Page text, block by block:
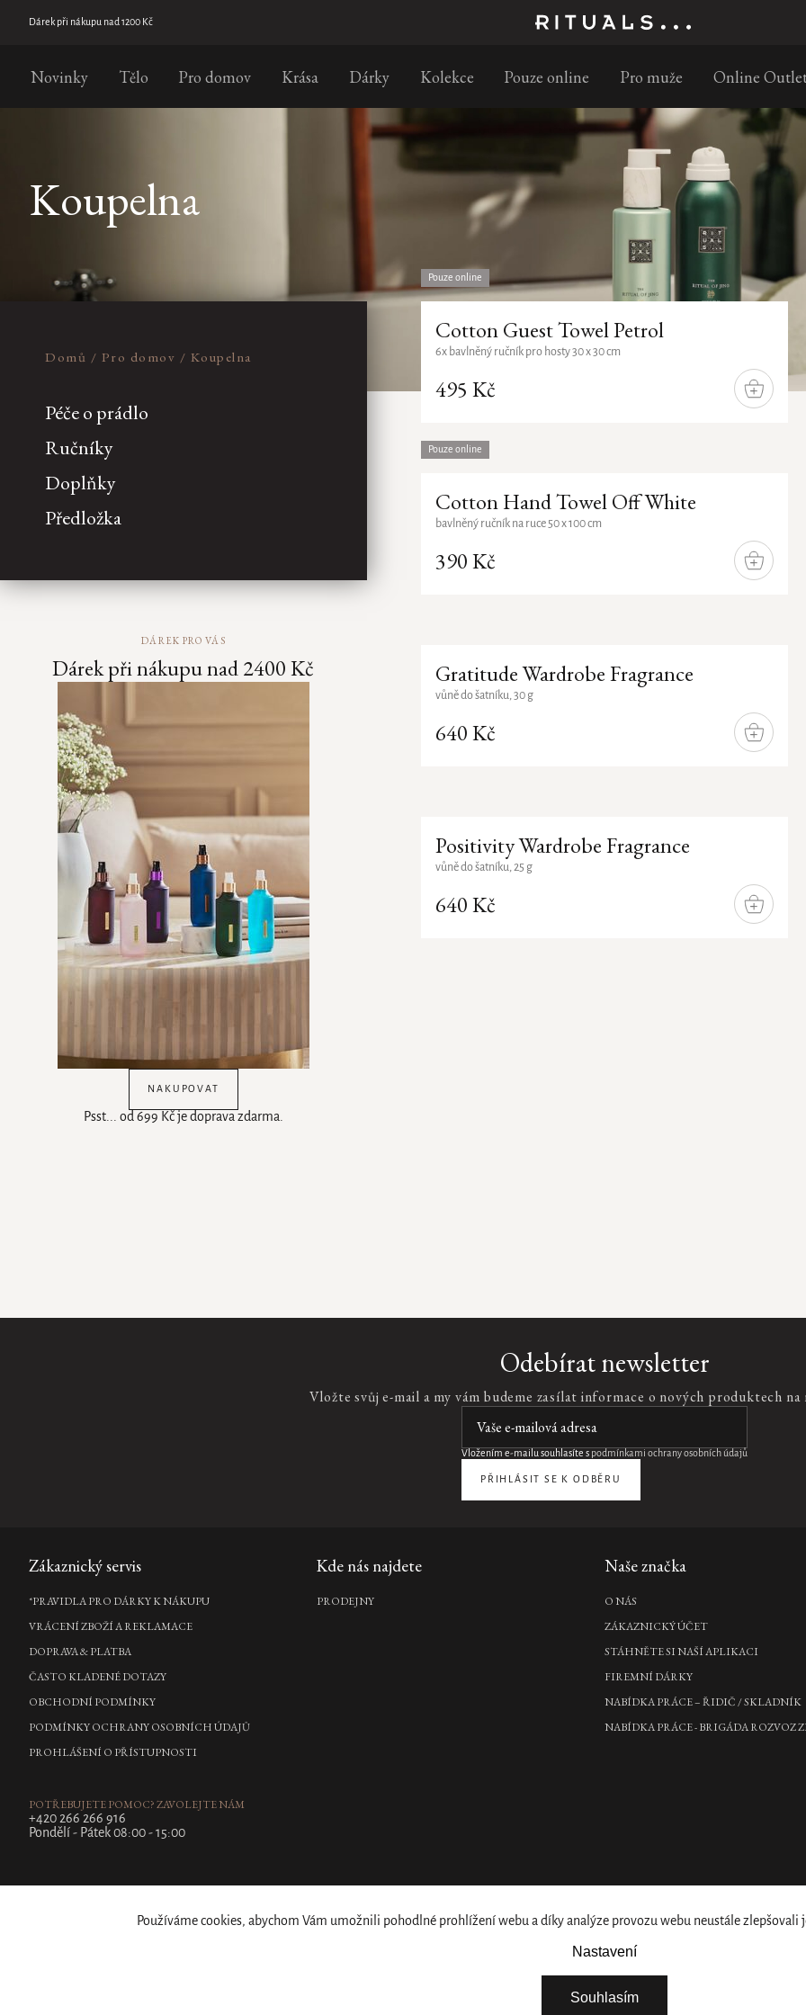
Používáme cookies, abychom Vám umožnili pohodlné prohlížení webu a díky analýze provozu webu neustále zlepšovali
Nastavení
Souhlasím
CENA
Kč
Pouze
nad 1200 Kč Doprava zdarma již od 699 Kč
Novinky Tělo Pro domov Krása Dárky Kolekce Pouze online Pro muže Online
Koupelna
produktů
Domů / Pro domov / Koupelna
Péče o prádlo
Ručníky
Doplňky
Předložka
DÁREK PRO VÁS
Dárek při nákupu nad 2400 Kč
NAKUPOVAT
Psst... od 699 Kč je doprava zdarma.
Pouze online
Cotton Guest Towel Petrol
495 Kč
DO
KOŠÍKU
6x bavlněný ručník pro hosty 30 x 30 cm
Pouze online
Cotton Hand Towel Off White
390 Kč
DO
KOŠÍKU
bavlněný ručník na ruce 50 x 100 cm
Gratitude Wardrobe Fragrance
640 Kč
DO
KOŠÍKU
vůně do šatníku, 30 g
Positivity Wardrobe Fragrance
640 Kč
DO
KOŠÍKU
vůně do šatníku, 25 g
Odebírat newsletter
Vložte svůj e-mail a my vám budeme zasílat informace o nových produktech na
Vložením e-mailu souhlasíte s podmínkami ochrany osobních údajů
PŘIHLÁSIT SE K ODBĚRU
Zápatí
Zákaznický servis
*PRAVIDLA PRO DÁRKY K NÁKUPU
VRÁCENÍ ZBOŽÍ A REKLAMACE
DOPRAVA & PLATBA
ČASTO KLADENÉ DOTAZY
OBCHODNÍ PODMÍNKY
PODMÍNKY OCHRANY OSOBNÍCH ÚDAJŮ
PROHLÁŠENÍ O PŘÍSTUPNOSTI
Kde nás najdete
PRODEJNY
Naše značka
O NÁS
ZÁKAZNICKÝ ÚČET
STÁHNĚTE SI NAŠÍ APLIKACI
FIREMNÍ DÁRKY
NABÍDKA PRÁCE – ŘIDIČ / SKLADNÍK
NABÍDKA PRÁCE - BRIGÁDA ROZVOZ
POTŘEBUJETE POMOC? ZAVOLEJTE NÁM
+420 266 266 916
Pondělí - Pátek 08:00 - 15:00